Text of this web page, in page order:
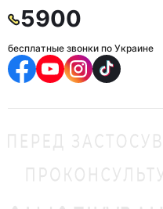
5900
бесплатные звонки по Украине